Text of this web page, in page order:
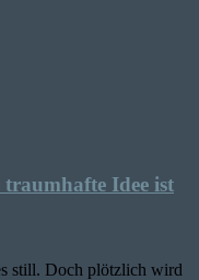
Idee ist
still. Doch plötzlich wird